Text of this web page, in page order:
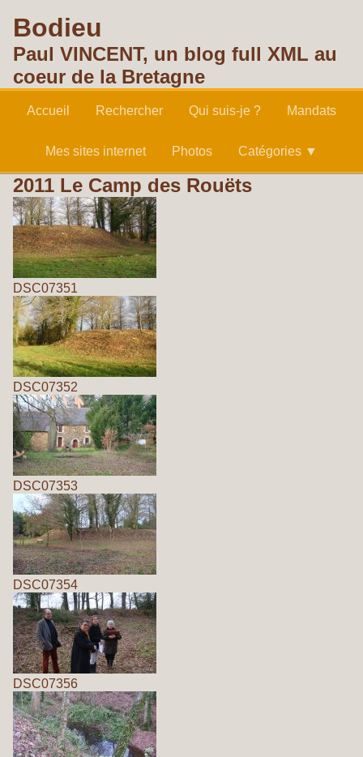
Bodieu
Paul VINCENT, un blog full XML au
coeur de la Bretagne
Accueil Rechercher Qui suis-je ? Mandats
Mes sites internet Photos Catégories ▼
2011 Le Camp des Rouëts
DSC07351
DSC07352
DSC07353
DSC07354
DSC07356